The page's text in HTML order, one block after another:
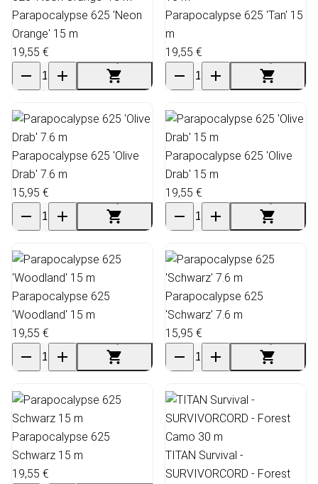
Parapocalypse 625 'Neon
Orange' 15 m
19,55 €
Parapocalypse 625 'Tan' 15
m
19,55 €
Parapocalypse 625 'Olive
Drab' 7.6 m
15,95 €
Parapocalypse 625 'Olive
Drab' 15 m
19,55 €
Parapocalypse 625
'Woodland' 15 m
19,55 €
Parapocalypse 625
'Schwarz' 7.6 m
15,95 €
Parapocalypse 625
Schwarz 15 m
19,55 €
TITAN Survival -
SURVIVORCORD - Forest